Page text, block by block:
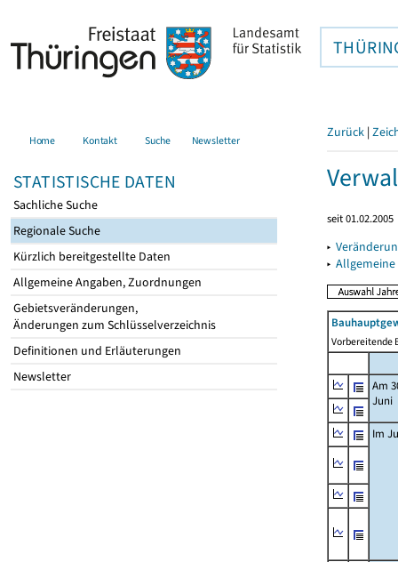
Home Kontakt Suche Newsletter
STATISTISCHE DATEN
Sachliche Suche
Regionale Suche
Kürzlich bereitgestellte Daten
Allgemeine Angaben, Zuordnungen
Gebietsveränderungen,
Änderungen zum Schlüsselverzeichnis
Definitionen und Erläuterungen
Newsletter
Zurück |
seit 01.02.2005
▸
▸
Vorbereitende
Am
Juni
Im